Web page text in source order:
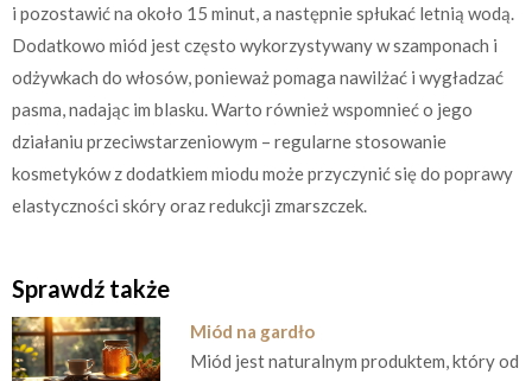
i pozostawić na około 15 minut, a następnie spłukać letnią wodą.
Dodatkowo miód jest często wykorzystywany w szamponach i
odżywkach do włosów, ponieważ pomaga nawilżać i wygładzać
pasma, nadając im blasku. Warto również wspomnieć o jego
działaniu przeciwstarzeniowym – regularne stosowanie
kosmetyków z dodatkiem miodu może przyczynić się do poprawy
elastyczności skóry oraz redukcji zmarszczek.
Sprawdź także
Miód na gardło
Miód jest naturalnym produktem, który od